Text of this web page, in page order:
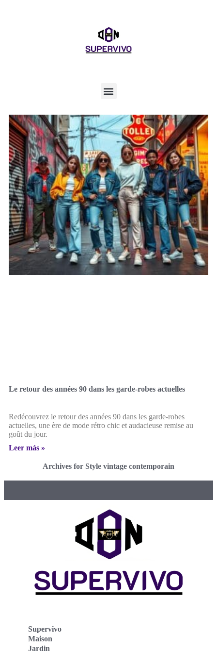
Le retour des années 90 dans les garde-robes actuelles
Redécouvrez le retour des années 90 dans les garde-robes
actuelles, une ère de mode rétro chic et audacieuse remise au
goût du jour.
Leer más »
Archives for Style vintage contemporain
Supervivo
Maison
Jardin